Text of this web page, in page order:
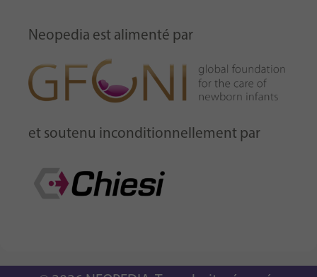
Neopedia est alimenté par
et soutenu inconditionnellement par